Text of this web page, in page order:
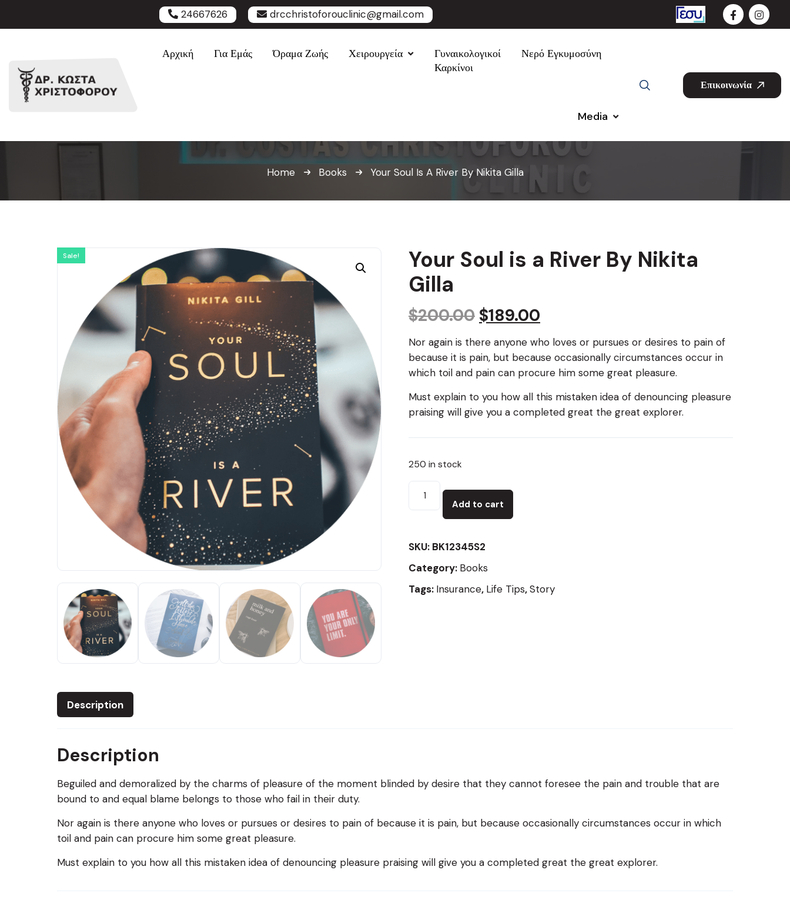
24667626 drcchristoforouclinic@gmail.com
Αρχική Για Εμάς Όραμα Ζωής Χειρουργεία
Γυναικολογικοί
Καρκίνοι
Νερό Εγκυμοσύνη
Media
Επικοινωνία
Home Books Your Soul Is A River By Nikita Gilla
Sale!
Your Soul is a River By Nikita
Gilla
$200.00 $189.00
Nor again is there anyone who loves or pursues or desires to pain of
because it is pain, but because occasionally circumstances occur in
which toil and pain can procure him some great pleasure.
Must explain to you how all this mistaken idea of denouncing pleasure
praising will give you a completed great the great explorer.
250 in stock
Add to cart
SKU: BK12345S2
Category: Books
Tags: Insurance, Life Tips,Story
Description
Description
Beguiled and demoralized by the charms of pleasure of the moment blinded by desire that they cannot foresee the pain and trouble that are
bound to and equal blame belongs to those who fail in their duty.
Nor again is there anyone who loves or pursues or desires to pain of because it is pain, but because occasionally circumstances occur in which
toil and pain can procure him some great pleasure.
Must explain to you how all this mistaken idea of denouncing pleasure praising will give you a completed great the great explorer.